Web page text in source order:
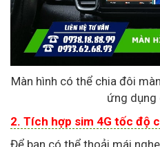
Màn hình có thể chia đôi
ứng dụng
2. Tích hợp sim 4G tốc độ